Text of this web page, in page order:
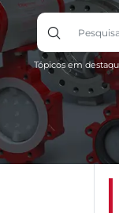
Tópicos em